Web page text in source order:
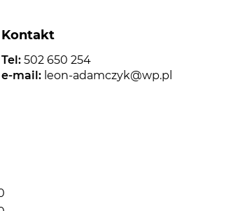
Kontakt
Tel: 502 650 254
e-mail: leon-adamczyk@wp.pl